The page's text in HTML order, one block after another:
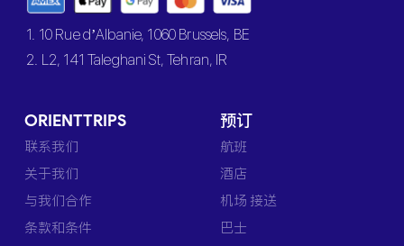
1. 10 Rue d’Albanie, 1060 Brussels, BE
2. L2, 141 Taleghani St, Tehran, IR
ORIENTTRIPS
联系我们
关于我们
与我们合作
条款和条件
预订
航班
酒店
机场 接送
巴士